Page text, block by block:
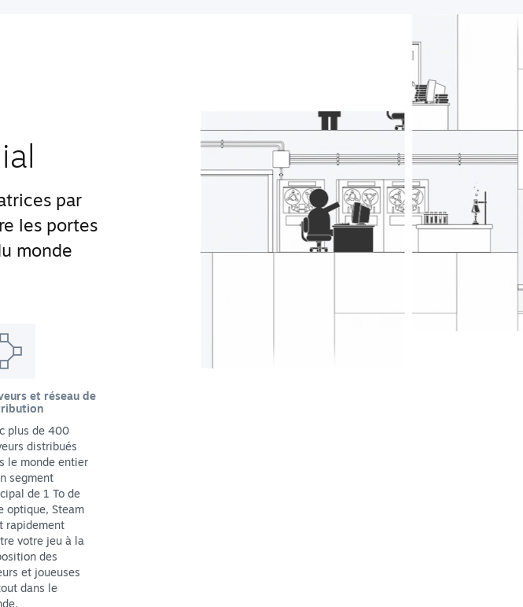
par
les portes
monde
et réseau de
plus de 400
distribués
le monde entier
segment
de 1 To de
optique, Steam
rapidement
votre jeu à la
des
et joueuses
dans le